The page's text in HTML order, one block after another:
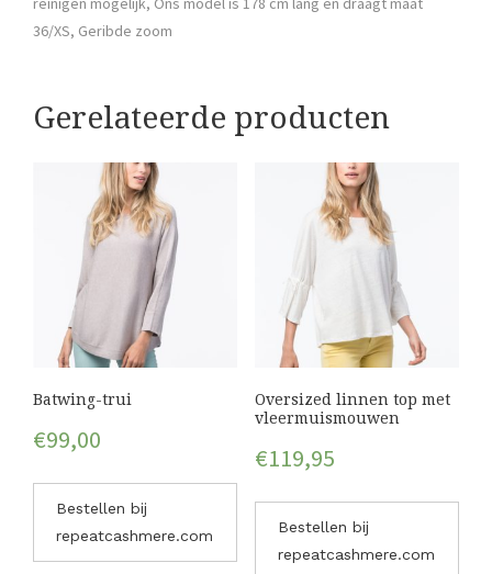
36/XS, Geribde zoom
Gerelateerde producten
Batwing-trui
€99,00
Bestellen bij
repeatcashmere.com
Oversized linnen top met
vleermuismouwen
€119,95
Bestellen bij
repeatcashmere.com